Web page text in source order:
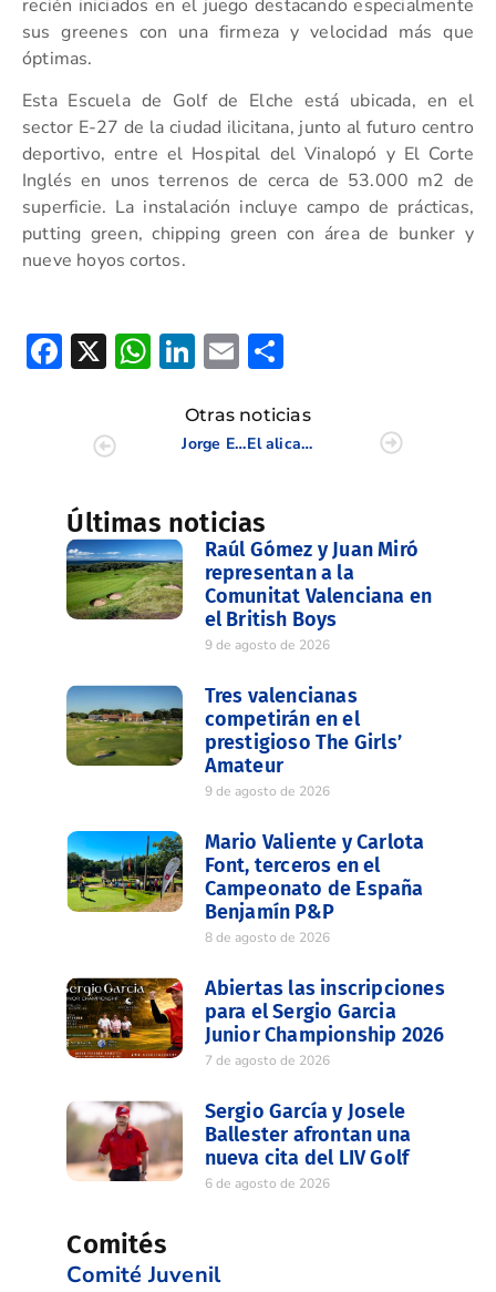
recién iniciados en el juego destacando especialmente
sus greenes con una firmeza y velocidad más que
óptimas.
Esta Escuela de Golf de Elche está ubicada, en el
sector E-27 de la ciudad ilicitana, junto al futuro centro
deportivo, entre el Hospital del Vinalopó y El Corte
Inglés en unos terrenos de cerca de 53.000 m2 de
superficie. La instalación incluye campo de prácticas,
putting green, chipping green con área de bunker y
nueve hoyos cortos.
Facebook
X WhatsApp
LinkedIn
Email
Otras noticias
Jorge Edo y Martina Barberá son los líderes en el Campeonato de Alicante en la Marquesa
El alicantino José Mª Buendia alcanza la final de la Escuela del European Tour Senior
Últimas noticias
Raúl Gómez y Juan Miró
representan a la
Comunitat Valenciana en
el British Boys
9 de agosto de 2026
Tres valencianas
competirán en el
prestigioso The Girls’
Amateur
9 de agosto de 2026
Mario Valiente y Carlota
Font, terceros en el
Campeonato de España
Benjamín P&P
8 de agosto de 2026
Abiertas las inscripciones
para el Sergio Garcia
Junior Championship 2026
7 de agosto de 2026
Sergio García y Josele
Ballester afrontan una
nueva cita del LIV Golf
6 de agosto de 2026
Comités
Comité Juvenil